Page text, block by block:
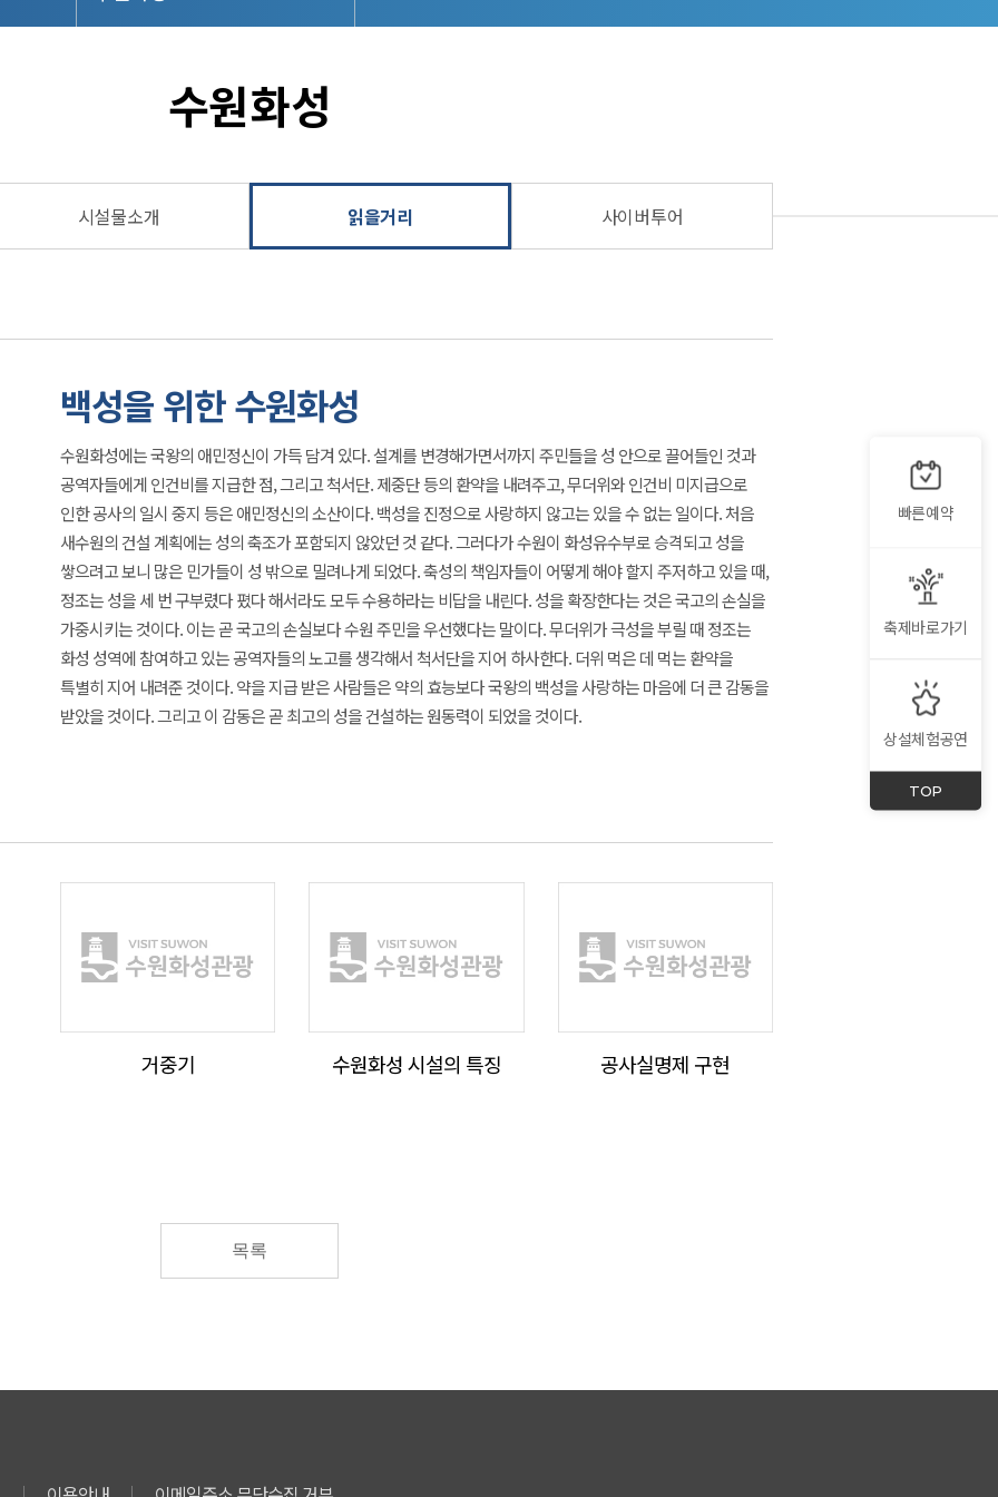
빠른예약
축제바로가기
상설체험공연
TOP
수원화성
시설물소개 읽을거리 사이버투어
백성을 위한 수원화성
수원화성에는 국왕의 애민정신이 가득 담겨 있다. 설계를 변경해가면서까지 주민들을 성 안으로 끌어들인 것과
공역자들에게 인건비를 지급한 점, 그리고 척서단. 제중단 등의 환약을 내려주고, 무더위와 인건비 미지급으로
인한 공사의 일시 중지 등은 애민정신의 소산이다. 백성을 진정으로 사랑하지 않고는 있을 수 없는 일이다. 처음
새수원의 건설 계획에는 성의 축조가 포함되지 않았던 것 같다. 그러다가 수원이 화성유수부로 승격되고 성을
쌓으려고 보니 많은 민가들이 성 밖으로 밀려나게 되었다. 축성의 책임자들이 어떻게 해야 할지 주저하고 있을 때,
정조는 성을 세 번 구부렸다 폈다 해서라도 모두 수용하라는 비답을 내린다. 성을 확장한다는 것은 국고의 손실을
가중시키는 것이다. 이는 곧 국고의 손실보다 수원 주민을 우선했다는 말이다. 무더위가 극성을 부릴 때 정조는
화성 성역에 참여하고 있는 공역자들의 노고를 생각해서 척서단을 지어 하사한다. 더위 먹은 데 먹는 환약을
특별히 지어 내려준 것이다. 약을 지급 받은 사람들은 약의 효능보다 국왕의 백성을 사랑하는 마음에 더 큰 감동을
받았을 것이다. 그리고 이 감동은 곧 최고의 성을 건설하는 원동력이 되었을 것이다.
거중기 수원화성 시설의 특징 공사실명제 구현
목록